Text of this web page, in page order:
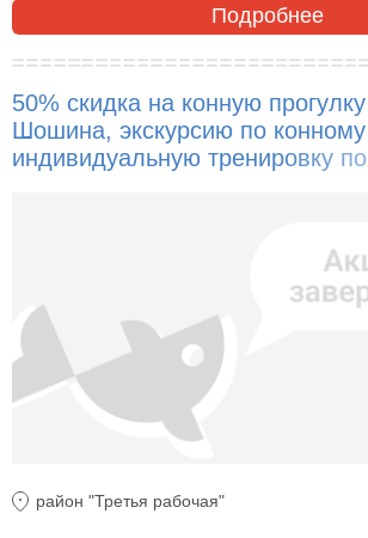
Подробнее
50% скидка на конную
Шошина, экскурсию по конному
индивидуальную тренировку
район "Третья рабочая"